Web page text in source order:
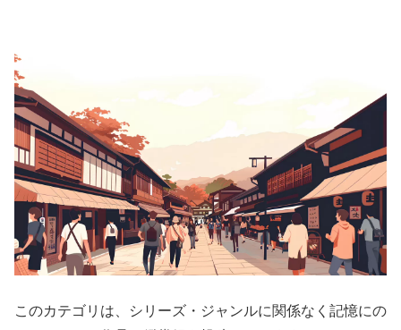
このカテゴリは、シリーズ・ジャンルに関係なく記憶にの